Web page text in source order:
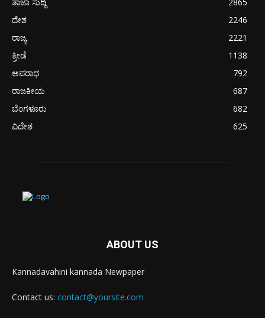
ದೇಶ
2246
ರಾಜ್ಯ
2221
ಕ್ರೀಡೆ
1138
ಅಪರಾಧ
792
ರಾಜಕೀಯ
687
ಬೆಂಗಳೂರು
682
ವಿದೇಶ
625
ABOUT US
Kannadavahini kannada Newpaper
Contact us: contact@yoursite.com